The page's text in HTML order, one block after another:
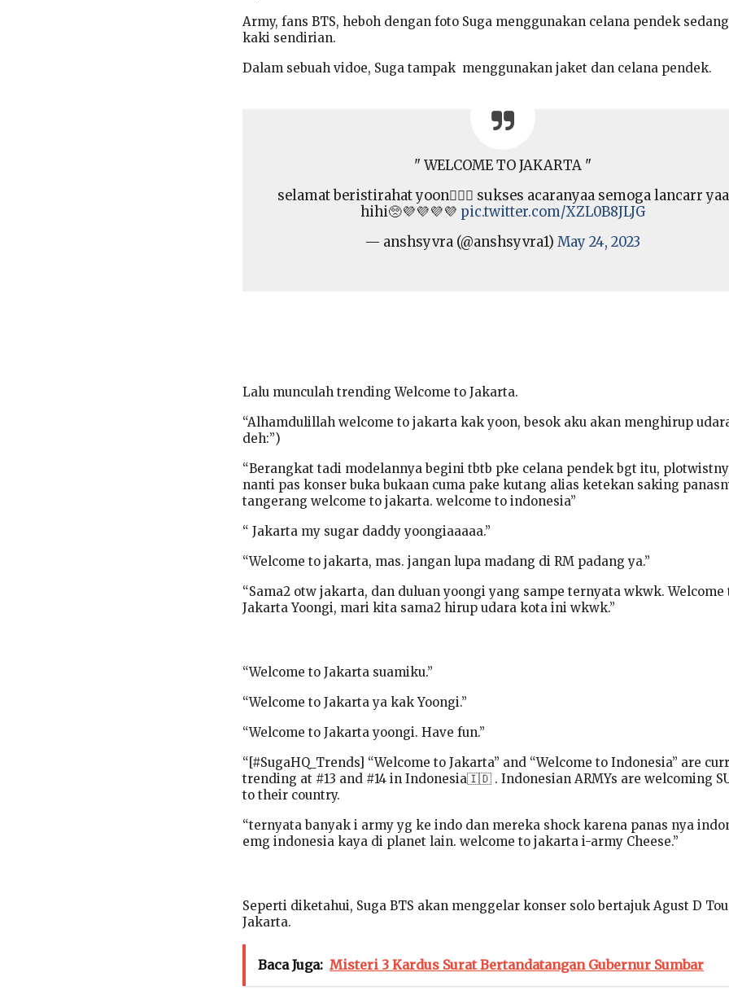
Army, fans BTS, heboh dengan foto Suga menggunakan celana pendek
kaki sendirian.
Dalam sebuah vidoe, Suga tampak menggunakan jaket dan celana pendek.
" WELCOME TO JAKARTA "
selamat beristirahat yoon🙆🏻‍♀️ sukses acaranyaa semoga lancarr yaa
hihi🥺💜💜💜💜 pic.twitter.com/XZL0B8JLJG
— anshsyvra (@anshsyvra1) May 24, 2023
Lalu munculah trending Welcome to Jakarta.
“Alhamdulillah welcome to jakarta kak yoon, besok aku akan menghirup
deh:”)
“Berangkat tadi modelannya begini tbtb pke celana pendek bgt itu,
nanti pas konser buka bukaan cuma pake kutang alias ketekan saking
tangerang welcome to jakarta. welcome to indonesia”
“ Jakarta my sugar daddy yoongiaaaaa.”
“Welcome to jakarta, mas. jangan lupa madang di RM padang ya.”
“Sama2 otw jakarta, dan duluan yoongi yang sampe ternyata wkwk. Welcome
Jakarta Yoongi, mari kita sama2 hirup udara kota ini wkwk.”
“Welcome to Jakarta suamiku.”
“Welcome to Jakarta ya kak Yoongi.”
“Welcome to Jakarta yoongi. Have fun.”
“[#SugaHQ_Trends] “Welcome to Jakarta” and “Welcome to Indonesia” are
trending at #13 and #14 in Indonesia🇮🇩 . Indonesian ARMYs are welcoming
to their country.
“ternyata banyak i army yg ke indo dan mereka shock karena panas nya
emg indonesia kaya di planet lain. welcome to jakarta i-army Cheese.”
Seperti diketahui, Suga BTS akan menggelar konser solo bertajuk Agust D
Jakarta.
Baca Juga: Misteri 3 Kardus Surat Bertandatangan Gubernur Sumbar